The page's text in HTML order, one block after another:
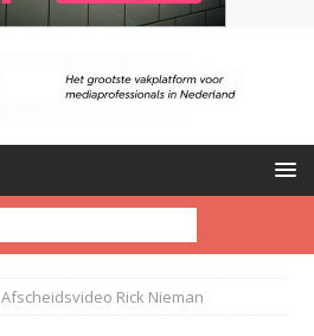
Afscheidsvideo Rick Nieman